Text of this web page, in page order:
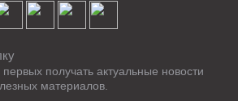
получать актуальные новости
материалов.